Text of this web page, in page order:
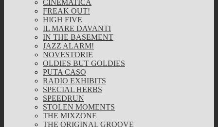
CINEMATICA
FREAK OUT!
HIGH FIVE
IL MARE DAVANTI
IN THE BASEMENT
JAZZ ALARM!
NOVESTORIE
OLDIES BUT GOLDIES
PUTA CASO
RADIO EXHIBITS
SPECIAL HERBS
SPEEDRUN
STOLEN MOMENTS
THE MIXZONE
THE ORIGINAL GROOVE